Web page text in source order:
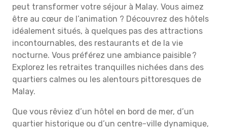
peut transformer votre séjour à Malay. Vous aimez
être au cœur de l’animation ? Découvrez des hôtels
idéalement situés, à quelques pas des attractions
incontournables, des restaurants et de la vie
nocturne. Vous préférez une ambiance paisible ?
Explorez les retraites tranquilles nichées dans des
quartiers calmes ou les alentours pittoresques de
Malay.
Que vous rêviez d’un hôtel en bord de mer, d’un
quartier historique ou d’un centre-ville dynamique,